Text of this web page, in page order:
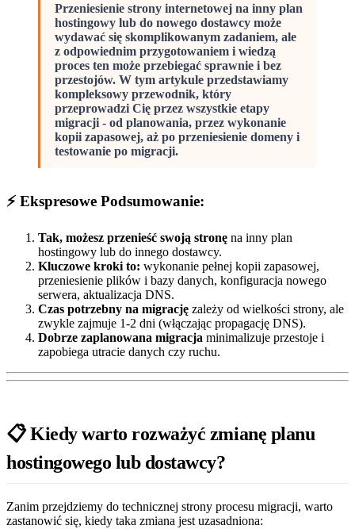
Przeniesienie strony internetowej na inny plan
hostingowy lub do nowego dostawcy może
wydawać się skomplikowanym zadaniem, ale
z odpowiednim przygotowaniem i wiedzą
proces ten może przebiegać sprawnie i bez
przestojów. W tym artykule przedstawiamy
kompleksowy przewodnik, który
przeprowadzi Cię przez wszystkie etapy
migracji - od planowania, przez wykonanie
kopii zapasowej, aż po przeniesienie domeny i
testowanie po migracji.
⚡ Ekspresowe Podsumowanie:
Tak, możesz przenieść swoją stronę na inny plan
hostingowy lub do innego dostawcy.
Kluczowe kroki to: wykonanie pełnej kopii zapasowej,
przeniesienie plików i bazy danych, konfiguracja nowego
serwera, aktualizacja DNS.
Czas potrzebny na migrację zależy od wielkości strony, ale
zwykle zajmuje 1-2 dni (włączając propagację DNS).
Dobrze zaplanowana migracja minimalizuje przestoje i
zapobiega utracie danych czy ruchu.
📋 Kiedy warto rozważyć zmianę planu
hostingowego lub dostawcy?
Zanim przejdziemy do technicznej strony procesu migracji, warto
zastanowić się, kiedy taka zmiana jest uzasadniona: